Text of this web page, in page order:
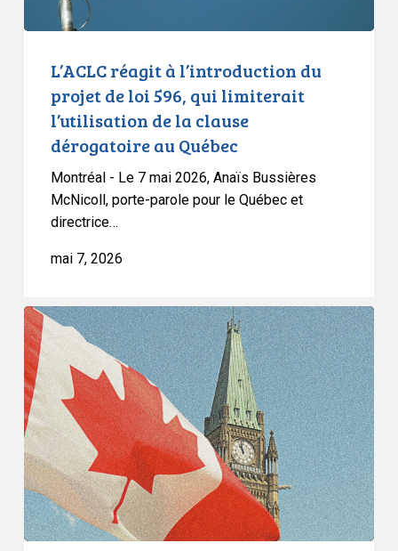
limiterait
clause
dérogatoire
Québec
L’ACLC réagit à l’introduction du
projet de loi 596, qui limiterait
l’utilisation de la clause
dérogatoire au Québec
Montréal - Le 7 mai 2026, Anaïs Bussières
McNicoll, porte-parole pour le Québec et
directrice…
mai 7, 2026
L’ACLC
félicite
la
juge
Louise
Arbour
pour
sa
nomination
en